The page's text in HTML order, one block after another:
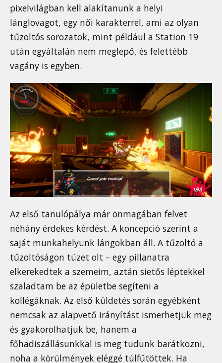
pixelvilágban kell alakítanunk a helyi
lánglovagot, egy női karakterrel, ami az olyan
tűzoltós sorozatok, mint például a Station 19
után egyáltalán nem meglepő, és felettébb
vagány is egyben.
Az első tanulópálya már önmagában felvet
néhány érdekes kérdést. A koncepció szerint a
saját munkahelyünk lángokban áll. A tűzoltó a
tűzoltóságon tüzet olt – egy pillanatra
elkerekedtek a szemeim, aztán sietős léptekkel
szaladtam be az épületbe segíteni a
kollégáknak. Az első küldetés során egyébként
nemcsak az alapvető irányítást ismerhetjük meg
és gyakorolhatjuk be, hanem a
főhadiszállásunkkal is meg tudunk barátkozni,
noha a körülmények eléggé túlfűtöttek. Ha